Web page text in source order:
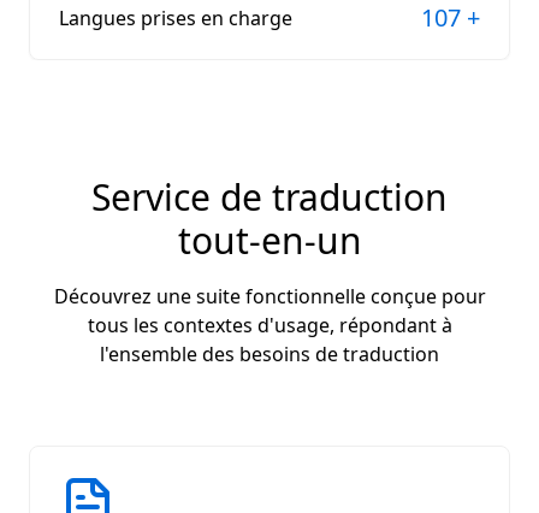
Langues prises en charge 107 +
Service de traduction
tout-en-un
Découvrez une suite fonctionnelle conçue pour
tous les contextes d'usage, répondant à
l'ensemble des besoins de traduction